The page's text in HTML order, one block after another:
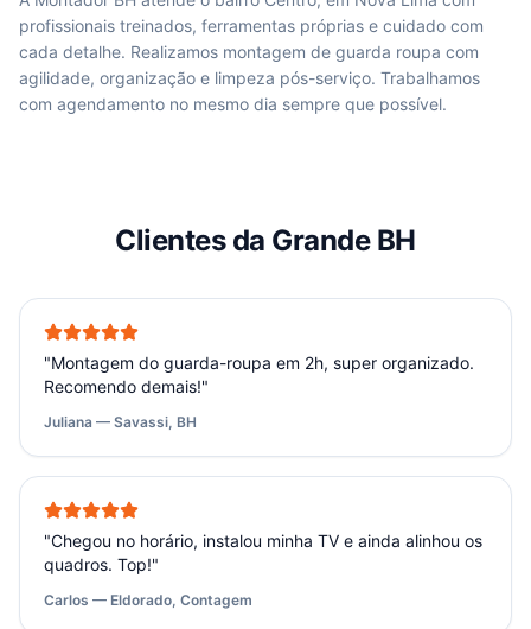
profissionais treinados, ferramentas próprias e cuidado com
cada detalhe. Realizamos montagem de guarda roupa com
agilidade, organização e limpeza pós-serviço. Trabalhamos
com agendamento no mesmo dia sempre que possível.
Clientes da Grande BH
"Montagem do guarda-roupa em 2h, super organizado.
Recomendo demais!"
Juliana — Savassi, BH
"Chegou no horário, instalou minha TV e ainda alinhou os
quadros. Top!"
Carlos — Eldorado, Contagem